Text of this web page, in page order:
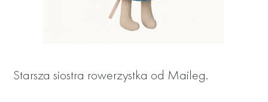
Starsza siostra rowerzystka od Maileg.